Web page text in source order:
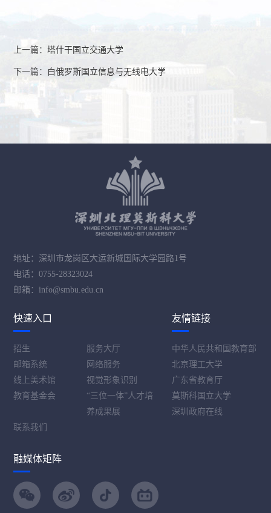
上一篇：塔什干国立交通大学
下一篇： 白俄罗斯国立信息与无线电大学
地址：深圳市龙岗区大运新城国际大学园路1号
电话：0755-28323024
邮箱：info@smbu.edu.cn
快速入口
招生
服务大厅
邮箱系统
网络服务
线上美术馆
视觉形象识别
教育基金会
“三位一体”人才培
养成果展
联系我们
友情链接
中华人民共和国教育部
北京理工大学
广东省教育厅
莫斯科国立大学
深圳政府在线
融媒体矩阵